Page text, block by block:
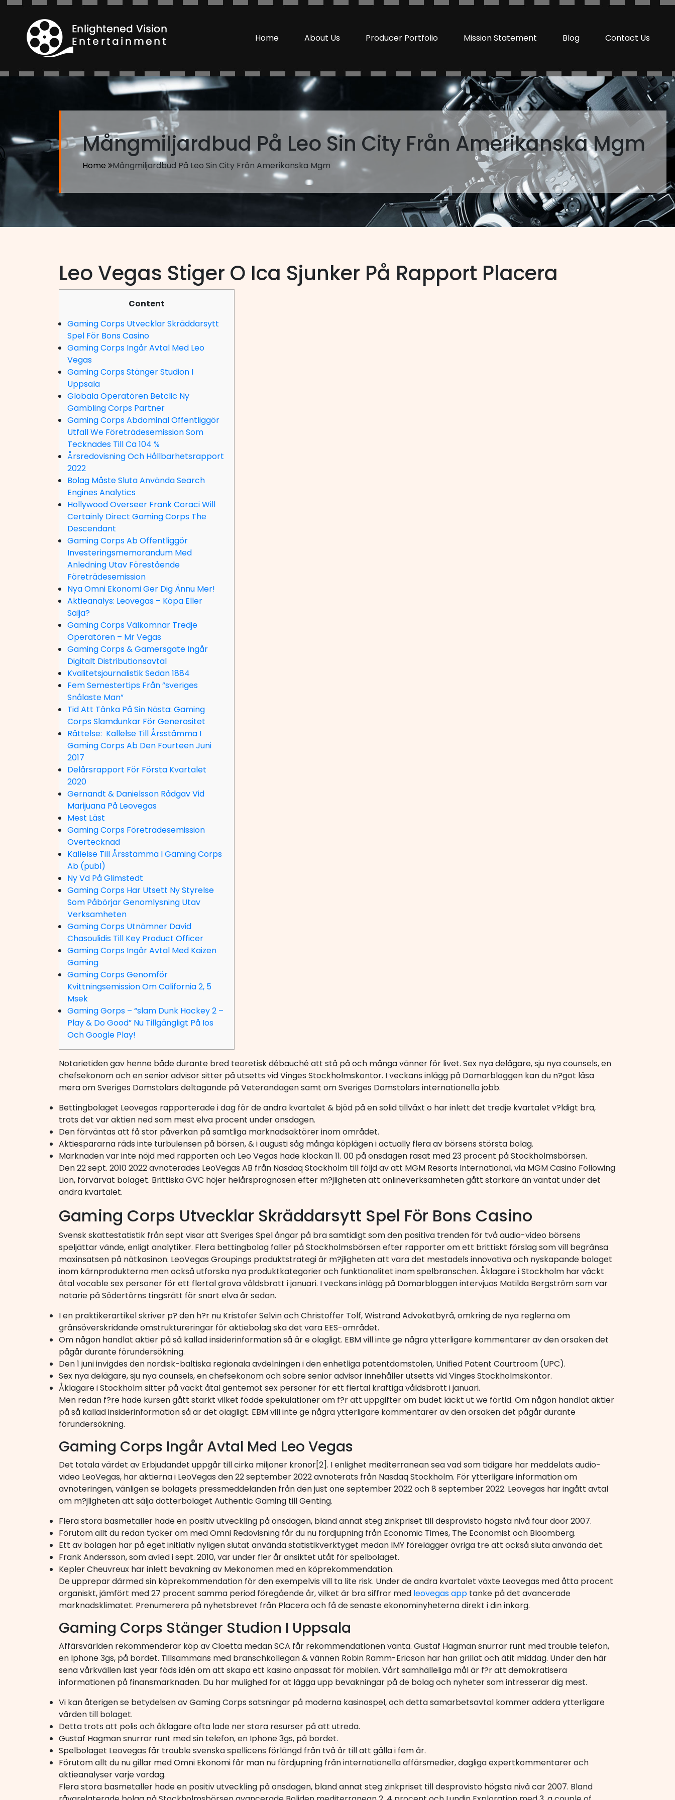
Home About Us Producer Portfolio Mission Statement Blog Contact Us
Mångmiljardbud På Leo Sin City Från Amerikanska Mgm
Home Mångmiljardbud På Leo Sin City Från Amerikanska Mgm
Leo Vegas Stiger O Ica Sjunker På Rapport Placera
Content
Gaming Corps Utvecklar Skräddarsytt
Spel För Bons Casino
Gaming Corps Ingår Avtal Med Leo
Vegas
Gaming Corps Stänger Studion I
Uppsala
Globala Operatören Betclic Ny
Gambling Corps Partner
Gaming Corps Abdominal Offentliggör
Utfall We Företrädesemission Som
Tecknades Till Ca 104 %
Årsredovisning Och Hållbarhetsrapport
2022
Bolag Måste Sluta Använda Search
Engines Analytics
Hollywood Overseer Frank Coraci Will
Certainly Direct Gaming Corps The
Descendant
Gaming Corps Ab Offentliggör
Investeringsmemorandum Med
Anledning Utav Förestående
Företrädesemission
Nya Omni Ekonomi Ger Dig Ännu Mer!
Aktieanalys: Leovegas – Köpa Eller
Sälja?
Gaming Corps Välkomnar Tredje
Operatören – Mr Vegas
Gaming Corps & Gamersgate Ingår
Digitalt Distributionsavtal
Kvalitetsjournalistik Sedan 1884
Fem Semestertips Från ”sveriges
Snålaste Man”
Tid Att Tänka På Sin Nästa: Gaming
Corps Slamdunkar För Generositet
Rättelse: Kallelse Till Årsstämma I
Gaming Corps Ab Den Fourteen Juni
2017
Delårsrapport För Första Kvartalet
2020
Gernandt & Danielsson Rådgav Vid
Marijuana På Leovegas
Mest Läst
Gaming Corps Företrädesemission
Övertecknad
Kallelse Till Årsstämma I Gaming Corps
Ab (publ)
Ny Vd På Glimstedt
Gaming Corps Har Utsett Ny Styrelse
Som Påbörjar Genomlysning Utav
Verksamheten
Gaming Corps Utnämner David
Chasoulidis Till Key Product Officer
Gaming Corps Ingår Avtal Med Kaizen
Gaming
Gaming Corps Genomför
Kvittningsemission Om California 2, 5
Msek
Gaming Gorps – “slam Dunk Hockey 2 –
Play & Do Good” Nu Tillgängligt På Ios
Och Google Play!
Notarietiden gav henne både durante bred teoretisk débauché att stå på och många vänner för livet. Sex nya delägare, sju nya counsels, en
chefsekonom och en senior advisor sitter på utsetts vid Vinges Stockholmskontor. I veckans inlägg på Domarbloggen kan du n?got läsa
mera om Sveriges Domstolars deltagande på Veterandagen samt om Sveriges Domstolars internationella jobb.
Bettingbolaget Leovegas rapporterade i dag för de andra kvartalet & bjöd på en solid tillväxt o har inlett det tredje kvartalet v?ldigt bra,
trots det var aktien ned som mest elva procent under onsdagen.
Den förväntas att få stor påverkan på samtliga marknadsaktörer inom området.
Aktiespararna räds inte turbulensen på börsen, & i augusti såg många köplägen i actually flera av börsens största bolag.
Marknaden var inte nöjd med rapporten och Leo Vegas hade klockan 11. 00 på onsdagen rasat med 23 procent på Stockholmsbörsen.
Den 22 sept. 2010 2022 avnoterades LeoVegas AB från Nasdaq Stockholm till följd av att MGM Resorts International, via MGM Casino Following
Lion, förvärvat bolaget. Brittiska GVC höjer helårsprognosen efter m?jligheten att onlineverksamheten gått starkare än väntat under det
andra kvartalet.
Gaming Corps Utvecklar Skräddarsytt Spel För Bons Casino
Svensk skattestatistik från sept visar att Sveriges Spel ångar på bra samtidigt som den positiva trenden för två audio-video börsens
speljättar vände, enligt analytiker. Flera bettingbolag faller på Stockholmsbörsen efter rapporter om ett brittiskt förslag som vill begränsa
maxinsatsen på nätkasinon. LeoVegas Groupings produktstrategi är m?jligheten att vara det mestadels innovativa och nyskapande bolaget
inom kärnprodukterna men också utforska nya produktkategorier och funktionalitet inom spelbranschen. Åklagare i Stockholm har väckt
åtal vocable sex personer för ett flertal grova våldsbrott i januari. I veckans inlägg på Domarbloggen intervjuas Matilda Bergström som var
notarie på Södertörns tingsrätt för snart elva år sedan.
I en praktikerartikel skriver p? den h?r nu Kristofer Selvin och Christoffer Tolf, Wistrand Advokatbyrå, omkring de nya reglerna om
gränsöverskridande omstruktureringar för aktiebolag ska det vara EES-området.
Om någon handlat aktier på så kallad insiderinformation så är e olagligt. EBM vill inte ge några ytterligare kommentarer av den orsaken det
pågår durante förundersökning.
Den 1 juni invigdes den nordisk-baltiska regionala avdelningen i den enhetliga patentdomstolen, Unified Patent Courtroom (UPC).
Sex nya delägare, sju nya counsels, en chefsekonom och sobre senior advisor innehåller utsetts vid Vinges Stockholmskontor.
Åklagare i Stockholm sitter på väckt åtal gentemot sex personer för ett flertal kraftiga våldsbrott i januari.
Men redan f?re hade kursen gått starkt vilket födde spekulationer om f?r att uppgifter om budet läckt ut we förtid. Om någon handlat aktier
på så kallad insiderinformation så är det olagligt. EBM vill inte ge några ytterligare kommentarer av den orsaken det pågår durante
förundersökning.
Gaming Corps Ingår Avtal Med Leo Vegas
Det totala värdet av Erbjudandet uppgår till cirka miljoner kronor[2]. I enlighet mediterranean sea vad som tidigare har meddelats audio-
video LeoVegas, har aktierna i LeoVegas den 22 september 2022 avnoterats från Nasdaq Stockholm. För ytterligare information om
avnoteringen, vänligen se bolagets pressmeddelanden från den just one september 2022 och 8 september 2022. Leovegas har ingått avtal
om m?jligheten att sälja dotterbolaget Authentic Gaming till Genting.
Flera stora basmetaller hade en positiv utveckling på onsdagen, bland annat steg zinkpriset till desprovisto högsta nivå four door 2007.
Förutom allt du redan tycker om med Omni Redovisning får du nu fördjupning från Economic Times, The Economist och Bloomberg.
Ett av bolagen har på eget initiativ nyligen slutat använda statistikverktyget medan IMY förelägger övriga tre att också sluta använda det.
Frank Andersson, som avled i sept. 2010, var under fler år ansiktet utåt för spelbolaget.
Kepler Cheuvreux har inlett bevakning av Mekonomen med en köprekommendation.
De upprepar därmed sin köprekommendation för den exempelvis vill ta lite risk. Under de andra kvartalet växte Leovegas med åtta procent
organiskt, jämfört med 27 procent samma period föregående år, vilket är bra siffror med leovegas app tanke på det avancerade
marknadsklimatet. Prenumerera på nyhetsbrevet från Placera och få de senaste ekonominyheterna direkt i din inkorg.
Gaming Corps Stänger Studion I Uppsala
Affärsvärlden rekommenderar köp av Cloetta medan SCA får rekommendationen vänta. Gustaf Hagman snurrar runt med trouble telefon,
en Iphone 3gs, på bordet. Tillsammans med branschkollegan & vännen Robin Ramm-Ericson har han grillat och ätit middag. Under den här
sena vårkvällen last year föds idén om att skapa ett kasino anpassat för mobilen. Vårt samhälleliga mål är f?r att demokratisera
informationen på finansmarknaden. Du har mulighed for at lägga upp bevakningar på de bolag och nyheter som intresserar dig mest.
Vi kan återigen se betydelsen av Gaming Corps satsningar på moderna kasinospel, och detta samarbetsavtal kommer addera ytterligare
värden till bolaget.
Detta trots att polis och åklagare ofta lade ner stora resurser på att utreda.
Gustaf Hagman snurrar runt med sin telefon, en Iphone 3gs, på bordet.
Spelbolaget Leovegas får trouble svenska spellicens förlängd från två år till att gälla i fem år.
Förutom allt du nu gillar med Omni Ekonomi får man nu fördjupning från internationella affärsmedier, dagliga expertkommentarer och
aktieanalyser varje vardag.
Flera stora basmetaller hade en positiv utveckling på onsdagen, bland annat steg zinkpriset till desprovisto högsta nivå car 2007. Bland